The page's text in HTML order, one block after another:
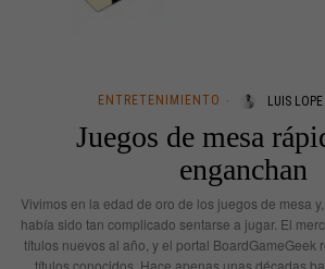
ENTRETENIMIENTO LUIS
Juegos de mesa
enganchan
Vivimos en la edad de oro de los juegos de mesa
había sido tan complicado sentarse a jugar. El
títulos nuevos al año, y el portal BoardGameGeek
títulos conocidos. Hace apenas unas décadas